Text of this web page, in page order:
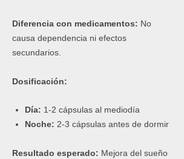
Diferencia con medicamentos: No
causa dependencia ni efectos
secundarios.
Dosificación:
Día: 1-2 cápsulas al mediodía
Noche: 2-3 cápsulas antes de dormir
Resultado esperado: Mejora del sueño